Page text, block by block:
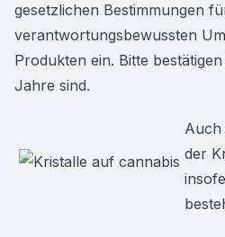
gesetzlichen Bestimmungen
verantwortungsbewussten
Produkten ein. Bitte
Jahre sind.
Auch
der